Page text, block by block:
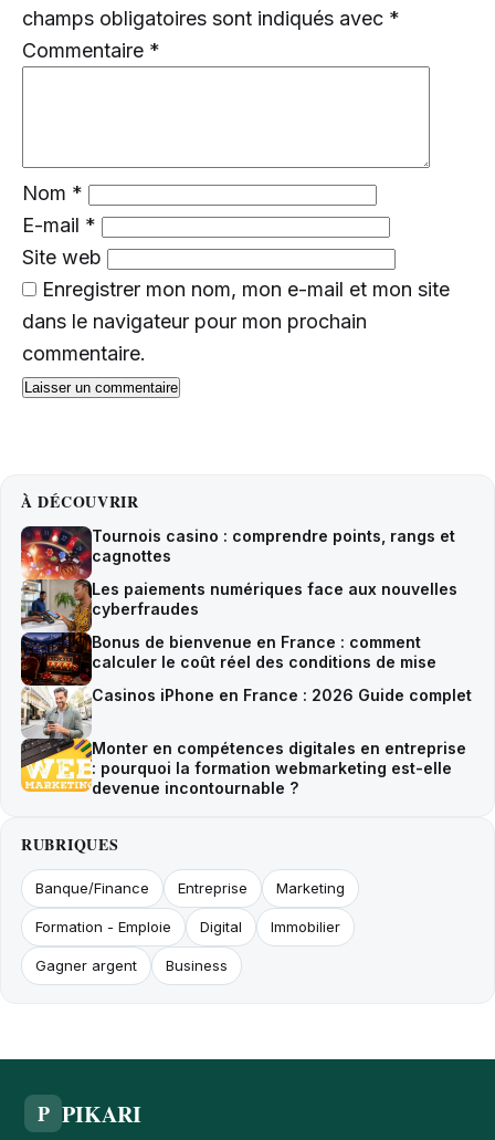
champs obligatoires sont indiqués avec *
Commentaire *
Nom *
E-mail *
Site web
Enregistrer mon nom, mon e-mail et mon site
dans le navigateur pour mon prochain
commentaire.
À DÉCOUVRIR
Tournois casino : comprendre points, rangs et
cagnottes
Les paiements numériques face aux nouvelles
cyberfraudes
Bonus de bienvenue en France : comment
calculer le coût réel des conditions de mise
Casinos iPhone en France : 2026 Guide complet
Monter en compétences digitales en entreprise
: pourquoi la formation webmarketing est-elle
devenue incontournable ?
RUBRIQUES
Banque/Finance Entreprise Marketing
Formation - Emploie Digital Immobilier
Gagner argent Business
P PIKARI